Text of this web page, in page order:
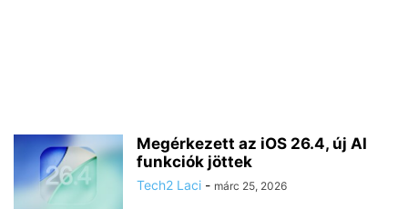
Megérkezett az iOS 26.4, új AI
funkciók jöttek
Tech2 Laci - márc 25, 2026